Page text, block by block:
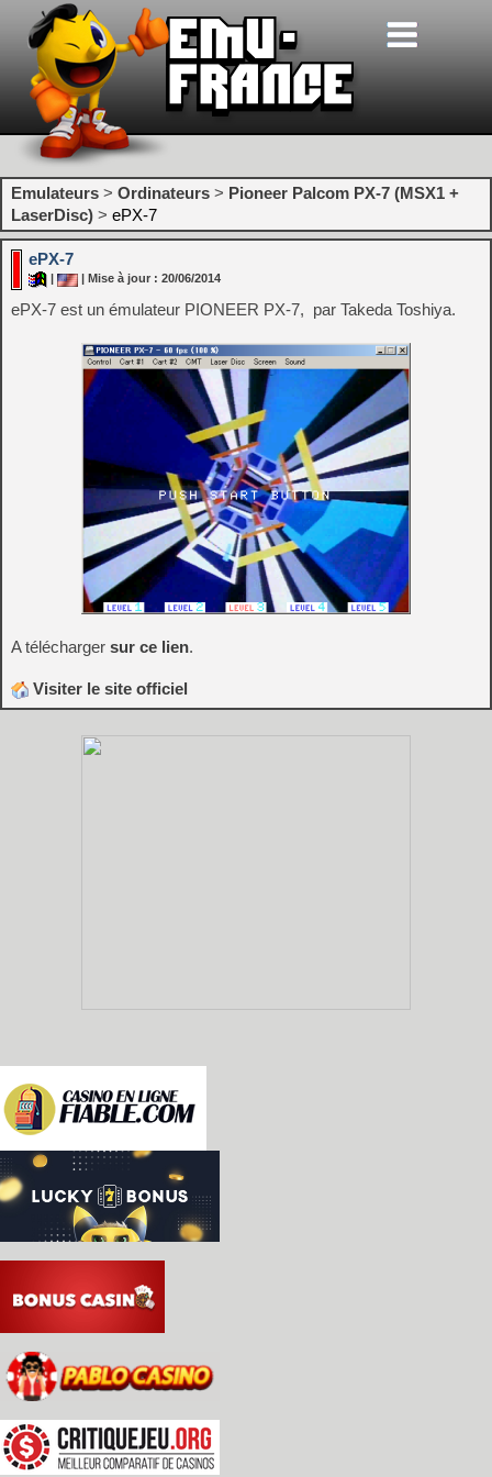
Emulateurs > Ordinateurs > Pioneer Palcom PX-7 (MSX1 +
LaserDisc) > ePX-7
ePX-7
| Mise à jour : 20/06/2014
ePX-7 est un émulateur PIONEER PX-7, par Takeda Toshiya.
A télécharger sur ce lien.
Visiter le site officiel